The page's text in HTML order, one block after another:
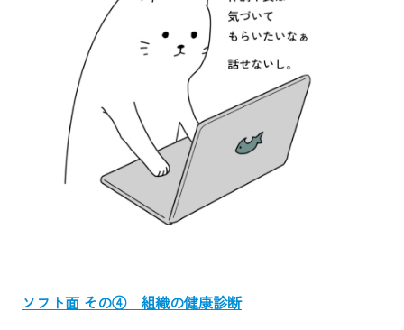
ソフト面 その④ 組織の健康診断